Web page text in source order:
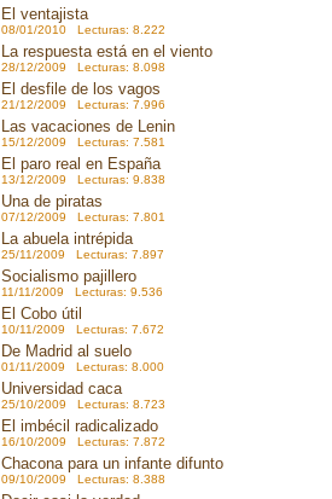
El ventajista
08/01/2010 Lecturas: 8.222
La respuesta está en el viento
28/12/2009 Lecturas: 8.098
El desfile de los vagos
21/12/2009 Lecturas: 7.996
Las vacaciones de Lenin
15/12/2009 Lecturas: 7.581
El paro real en España
13/12/2009 Lecturas: 9.838
Una de piratas
07/12/2009 Lecturas: 7.801
La abuela intrépida
25/11/2009 Lecturas: 7.897
Socialismo pajillero
11/11/2009 Lecturas: 9.536
El Cobo útil
10/11/2009 Lecturas: 7.672
De Madrid al suelo
01/11/2009 Lecturas: 8.000
Universidad caca
25/10/2009 Lecturas: 8.723
El imbécil radicalizado
16/10/2009 Lecturas: 7.872
Chacona para un infante difunto
09/10/2009 Lecturas: 8.388